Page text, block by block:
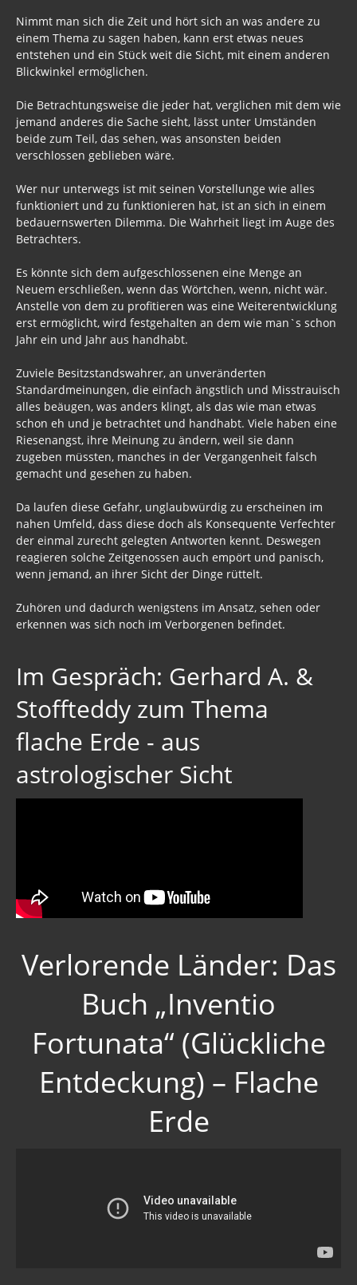
Nimmt man sich die Zeit und hört sich an was andere zu
einem Thema zu sagen haben, kann erst etwas neues
entstehen und ein Stück weit die Sicht, mit einem anderen
Blickwinkel ermöglichen.
Die Betrachtungsweise die jeder hat, verglichen mit dem wie
jemand anderes die Sache sieht, lässt unter Umständen
beide zum Teil, das sehen, was ansonsten beiden
verschlossen geblieben wäre.
Wer nur unterwegs ist mit seinen Vorstellunge wie alles
funktioniert und zu funktionieren hat, ist an sich in einem
bedauernswerten Dilemma. Die Wahrheit liegt im Auge des
Betrachters.
Es könnte sich dem aufgeschlossenen eine Menge an
Neuem erschließen, wenn das Wörtchen, wenn, nicht wär.
Anstelle von dem zu profitieren was eine Weiterentwicklung
erst ermöglicht, wird festgehalten an dem wie man`s schon
Jahr ein und Jahr aus handhabt.
Zuviele Besitzstandswahrer, an unveränderten
Standardmeinungen, die einfach ängstlich und Misstrauisch
alles beäugen, was anders klingt, als das wie man etwas
schon eh und je betrachtet und handhabt. Viele haben eine
Riesenangst, ihre Meinung zu ändern, weil sie dann
zugeben müssten, manches in der Vergangenheit falsch
gemacht und gesehen zu haben.
Da laufen diese Gefahr, unglaubwürdig zu erscheinen im
nahen Umfeld, dass diese doch als Konsequente Verfechter
der einmal zurecht gelegten Antworten kennt. Deswegen
reagieren solche Zeitgenossen auch empört und panisch,
wenn jemand, an ihrer Sicht der Dinge rüttelt.
Zuhören und dadurch wenigstens im Ansatz, sehen oder
erkennen was sich noch im Verborgenen befindet.
Im Gespräch: Gerhard A. &
Stoffteddy zum Thema
flache Erde - aus
astrologischer Sicht
Verlorende Länder: Das
Buch „Inventio
Fortunata“ (Glückliche
Entdeckung) – Flache
Erde